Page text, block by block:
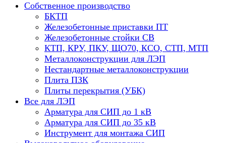
Собственное производство
БКТП
Железобетонные приставки ПТ
Железобетонные стойки СВ
КТП, КРУ, ПКУ, ЩО70, КСО, СТП, МТП
Металлоконструкции для ЛЭП
Нестандартные металлоконструкции
Плита ПЗК
Плиты перекрытия (УБК)
Все для ЛЭП
Арматура для СИП до 1 кВ
Арматура для СИП до 35 кВ
Инструмент для монтажа СИП